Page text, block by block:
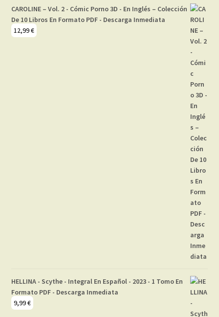
CAROLINE – Vol. 2 - Cómic Porno 3D - En Inglés – Colección
De 10 Libros En Formato PDF - Descarga Inmediata
12,99€
HELLINA - Scythe - Integral En Español - 2023 - 1 Tomo En
Formato PDF - Descarga Inmediata
9,99€